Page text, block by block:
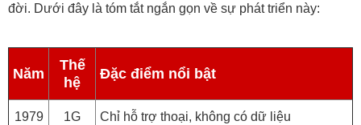
đời. Dưới đây là tóm tắt ngắn gọn về sự phát triển này:
Năm
Thế
hệ
Đặc điểm nổi bật
1979 1G Chỉ hỗ trợ thoại, không có dữ liệu